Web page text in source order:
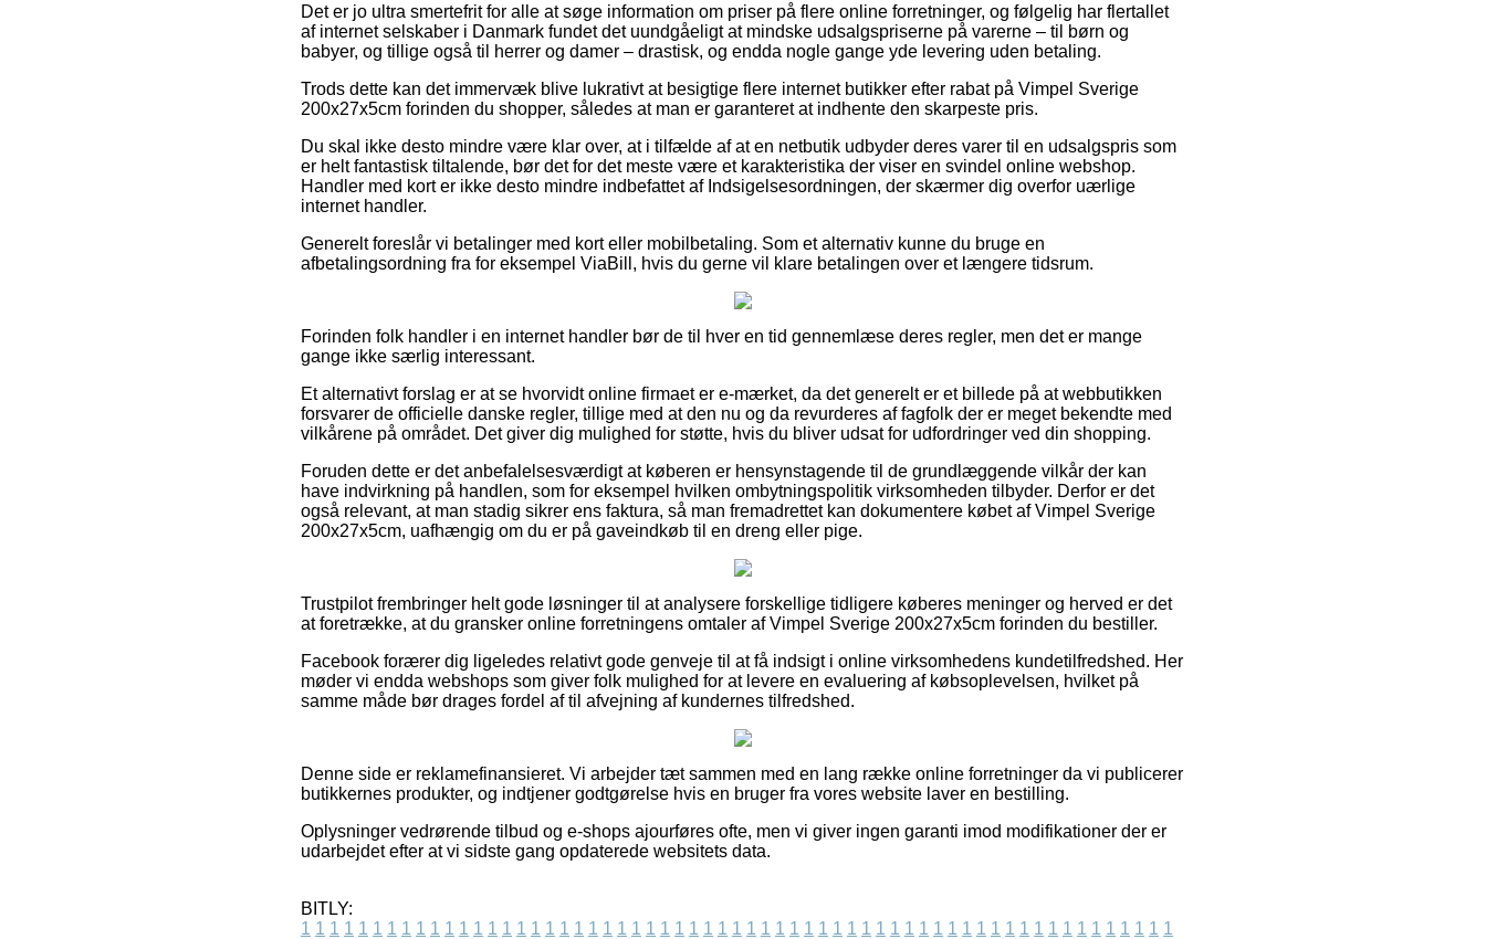
Det er jo ultra smertefrit for alle at søge information om priser på flere online forretninger, og følgelig har flertallet
af internet selskaber i Danmark fundet det uundgåeligt at mindske udsalgspriserne på varerne – til børn og
babyer, og tillige også til herrer og damer – drastisk, og endda nogle gange yde levering uden betaling.
Trods dette kan det immervæk blive lukrativt at besigtige flere internet butikker efter rabat på Vimpel Sverige
200x27x5cm forinden du shopper, således at man er garanteret at indhente den skarpeste pris.
Du skal ikke desto mindre være klar over, at i tilfælde af at en netbutik udbyder deres varer til en udsalgspris som
er helt fantastisk tiltalende, bør det for det meste være et karakteristika der viser en svindel online webshop.
Handler med kort er ikke desto mindre indbefattet af Indsigelsesordningen, der skærmer dig overfor uærlige
internet handler.
Generelt foreslår vi betalinger med kort eller mobilbetaling. Som et alternativ kunne du bruge en
afbetalingsordning fra for eksempel ViaBill, hvis du gerne vil klare betalingen over et længere tidsrum.
Forinden folk handler i en internet handler bør de til hver en tid gennemlæse deres regler, men det er mange
gange ikke særlig interessant.
Et alternativt forslag er at se hvorvidt online firmaet er e-mærket, da det generelt er et billede på at webbutikken
forsvarer de officielle danske regler, tillige med at den nu og da revurderes af fagfolk der er meget bekendte med
vilkårene på området. Det giver dig mulighed for støtte, hvis du bliver udsat for udfordringer ved din shopping.
Foruden dette er det anbefalelsesværdigt at køberen er hensynstagende til de grundlæggende vilkår der kan
have indvirkning på handlen, som for eksempel hvilken ombytningspolitik virksomheden tilbyder. Derfor er det
også relevant, at man stadig sikrer ens faktura, så man fremadrettet kan dokumentere købet af Vimpel Sverige
200x27x5cm, uafhængig om du er på gaveindkøb til en dreng eller pige.
Trustpilot frembringer helt gode løsninger til at analysere forskellige tidligere køberes meninger og herved er det
at foretrække, at du gransker online forretningens omtaler af Vimpel Sverige 200x27x5cm forinden du bestiller.
Facebook forærer dig ligeledes relativt gode genveje til at få indsigt i online virksomhedens kundetilfredshed. Her
møder vi endda webshops som giver folk mulighed for at levere en evaluering af købsoplevelsen, hvilket på
samme måde bør drages fordel af til afvejning af kundernes tilfredshed.
Denne side er reklamefinansieret. Vi arbejder tæt sammen med en lang række online forretninger da vi publicerer
butikkernes produkter, og indtjener godtgørelse hvis en bruger fra vores website laver en bestilling.
Oplysninger vedrørende tilbud og e-shops ajourføres ofte, men vi giver ingen garanti imod modifikationer der er
udarbejdet efter at vi sidste gang opdaterede websitets data.
BITLY:
1 1 1 1 1 1 1 1 1 1 1 1 1 1 1 1 1 1 1 1 1 1 1 1 1 1 1 1 1 1 1 1 1 1 1 1 1 1 1 1 1 1 1 1 1 1 1 1 1 1 1 1 1 1 1 1 1 1 1 1 1